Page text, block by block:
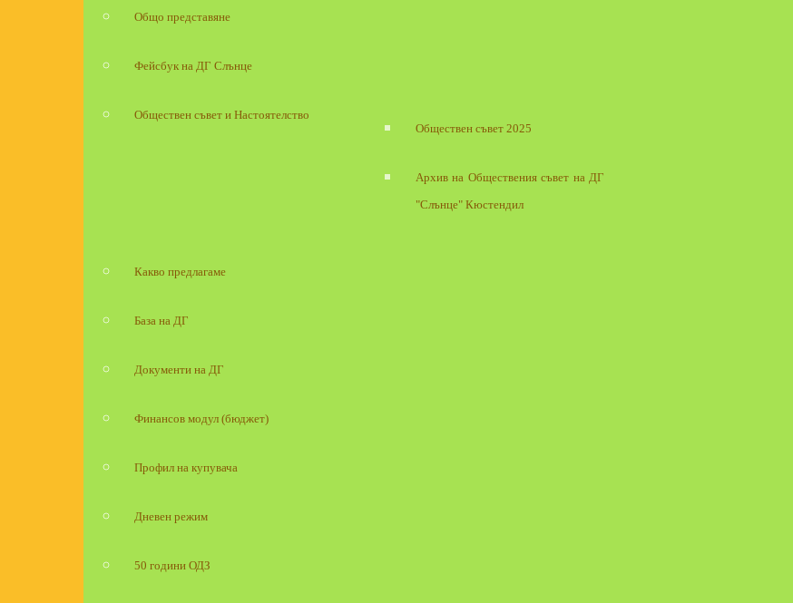
Общо представяне
Фейсбук на ДГ Слънце
Обществен съвет и Настоятелство
Обществен съвет 2025
Архив на Обществения съвет на ДГ
"Слънце" Кюстендил
Какво предлагаме
База на ДГ
Документи на ДГ
Финансов модул (бюджет)
Профил на купувача
Дневен режим
50 години ОДЗ